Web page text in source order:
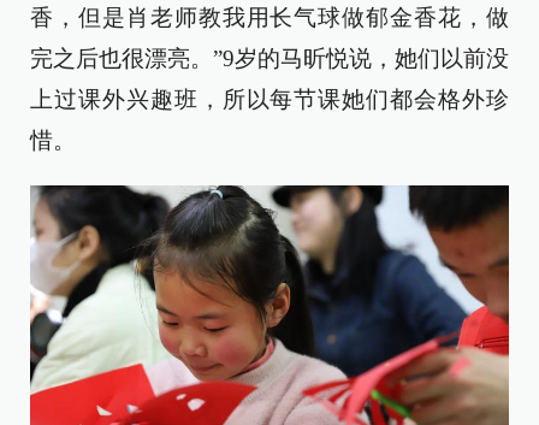
香，但是肖老师教我用长气球做郁金香花，做
完之后也很漂亮。”9岁的马昕悦说，她们以前没
上过课外兴趣班，所以每节课她们都会格外珍
惜。